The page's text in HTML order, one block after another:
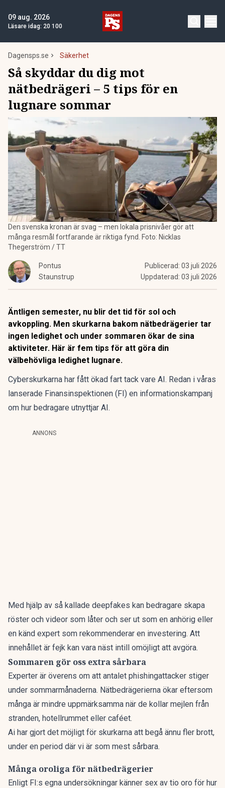
09 aug. 2026
Läsare idag: 20 100
Dagensps.se Säkerhet
Så skyddar du dig mot
nätbedrägeri – 5 tips för en
lugnare sommar
Den svenska kronan är svag – men lokala prisnivåer gör att
många resmål fortfarande är riktiga fynd. Foto: Nicklas
Thegerström / TT
Pontus
Staunstrup
Publicerad: 03 juli 2026
Uppdaterad: 03 juli 2026
Äntligen semester, nu blir det tid för sol och
avkoppling. Men skurkarna bakom nätbedrägerier tar
ingen ledighet och under sommaren ökar de sina
aktiviteter. Här är fem tips för att göra din
välbehövliga ledighet lugnare.
Cyberskurkarna har fått ökad fart tack vare AI. Redan i våras
lanserade Finansinspektionen (FI) en informationskampanj
om hur bedragare utnyttjar AI.
ANNONS
Med hjälp av så kallade deepfakes kan bedragare skapa
röster och videor som låter och ser ut som en anhörig eller
en känd expert som rekommenderar en investering. Att
innehållet är fejk kan vara näst intill omöjligt att avgöra.
Sommaren gör oss extra sårbara
Experter är överens om att antalet phishingattacker stiger
under sommarmånaderna. Nätbedrägerierna ökar eftersom
många är mindre uppmärksamma när de kollar mejlen från
stranden, hotellrummet eller caféet.
Ai har gjort det möjligt för skurkarna att begå ännu fler brott,
under en period där vi är som mest sårbara.
Många oroliga för nätbedrägerier
Enligt FI:s egna undersökningar känner sex av tio oro för hur